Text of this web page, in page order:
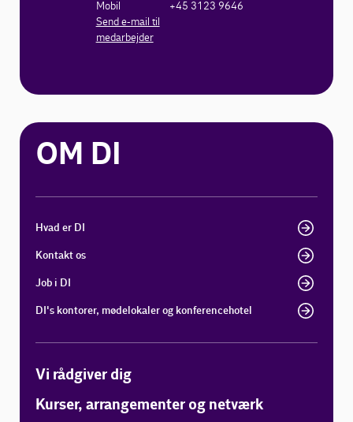
Mobil
+45 3123 9646
Send e-mail til
medarbejder
OM DI
Hvad er DI
Kontakt os
Job i DI
DI's kontorer, mødelokaler og konferencehotel
Vi rådgiver dig
Kurser, arrangementer og netværk